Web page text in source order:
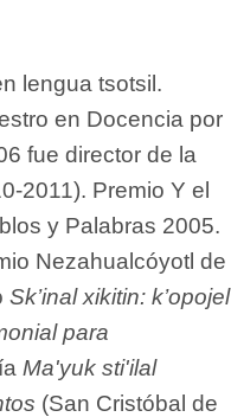
lengua tsotsil.
en Docencia por
fue director de la
2011). Premio Y el
y Palabras 2005.
Nezahualcóyotl de
Sk’inal xikitin: k’opojel
para
Ma'yuk sti'ilal
(San Cristóbal de